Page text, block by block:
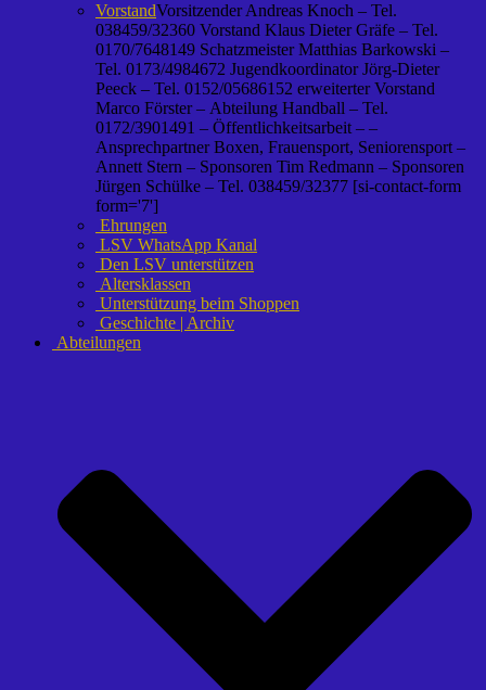
VorstandVorsitzender Andreas Knoch – Tel.
038459/32360 Vorstand Klaus Dieter Gräfe – Tel.
0170/7648149 Schatzmeister Matthias Barkowski –
Tel. 0173/4984672 Jugendkoordinator Jörg-Dieter
Peeck – Tel. 0152/05686152 erweiterter Vorstand
Marco Förster – Abteilung Handball – Tel.
0172/3901491 – Öffentlichkeitsarbeit – –
Ansprechpartner Boxen, Frauensport, Seniorensport –
Annett Stern – Sponsoren Tim Redmann – Sponsoren
Jürgen Schülke – Tel. 038459/32377 [si-contact-form
form='7']
Ehrungen
LSV WhatsApp Kanal
Den LSV unterstützen
Altersklassen
Unterstützung beim Shoppen
Geschichte | Archiv
Abteilungen